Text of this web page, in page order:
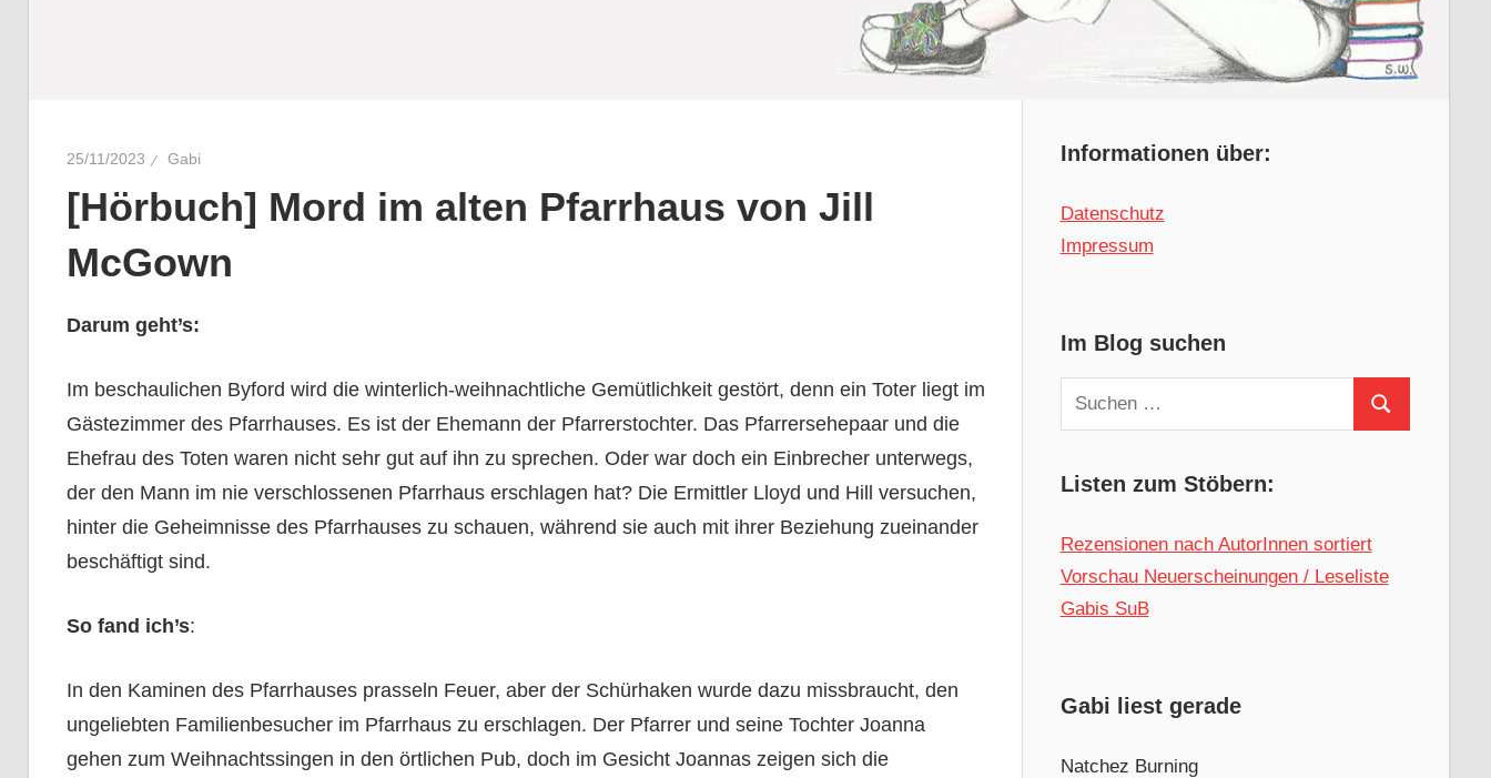
25/11/2023 Gabi
[Hörbuch] Mord im alten Pfarrhaus von Jill
McGown
Darum geht’s:
Im beschaulichen Byford wird die winterlich-weihnachtliche Gemütlichkeit gestört, denn ein Toter liegt im
Gästezimmer des Pfarrhauses. Es ist der Ehemann der Pfarrerstochter. Das Pfarrersehepaar und die
Ehefrau des Toten waren nicht sehr gut auf ihn zu sprechen. Oder war doch ein Einbrecher unterwegs,
der den Mann im nie verschlossenen Pfarrhaus erschlagen hat? Die Ermittler Lloyd und Hill versuchen,
hinter die Geheimnisse des Pfarrhauses zu schauen, während sie auch mit ihrer Beziehung zueinander
beschäftigt sind.
So fand ich’s:
In den Kaminen des Pfarrhauses prasseln Feuer, aber der Schürhaken wurde dazu missbraucht, den
ungeliebten Familienbesucher im Pfarrhaus zu erschlagen. Der Pfarrer und seine Tochter Joanna
gehen zum Weihnachtssingen in den örtlichen Pub, doch im Gesicht Joannas zeigen sich die
Informationen über:
Datenschutz
Impressum
Im Blog suchen
Suchen
nach:
Suchen
Listen zum Stöbern:
Rezensionen nach AutorInnen sortiert
Vorschau Neuerscheinungen / Leseliste
Gabis SuB
Gabi liest gerade
Natchez Burning